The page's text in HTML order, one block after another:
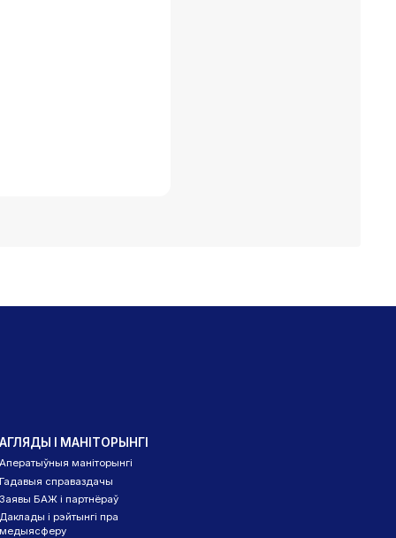
АГЛЯДЫ І МАНІТОРЫНГІ
Аператыўныя маніторынгі
Гадавыя справаздачы
Заявы БАЖ і партнёраў
Даклады і рэйтынгі пра
медыясферу